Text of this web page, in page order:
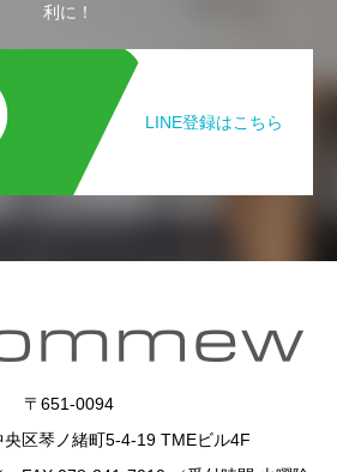
利に！
LINE登録はこちら
〒651-0094
区琴ノ緒町5-4-19 TMEビル4F